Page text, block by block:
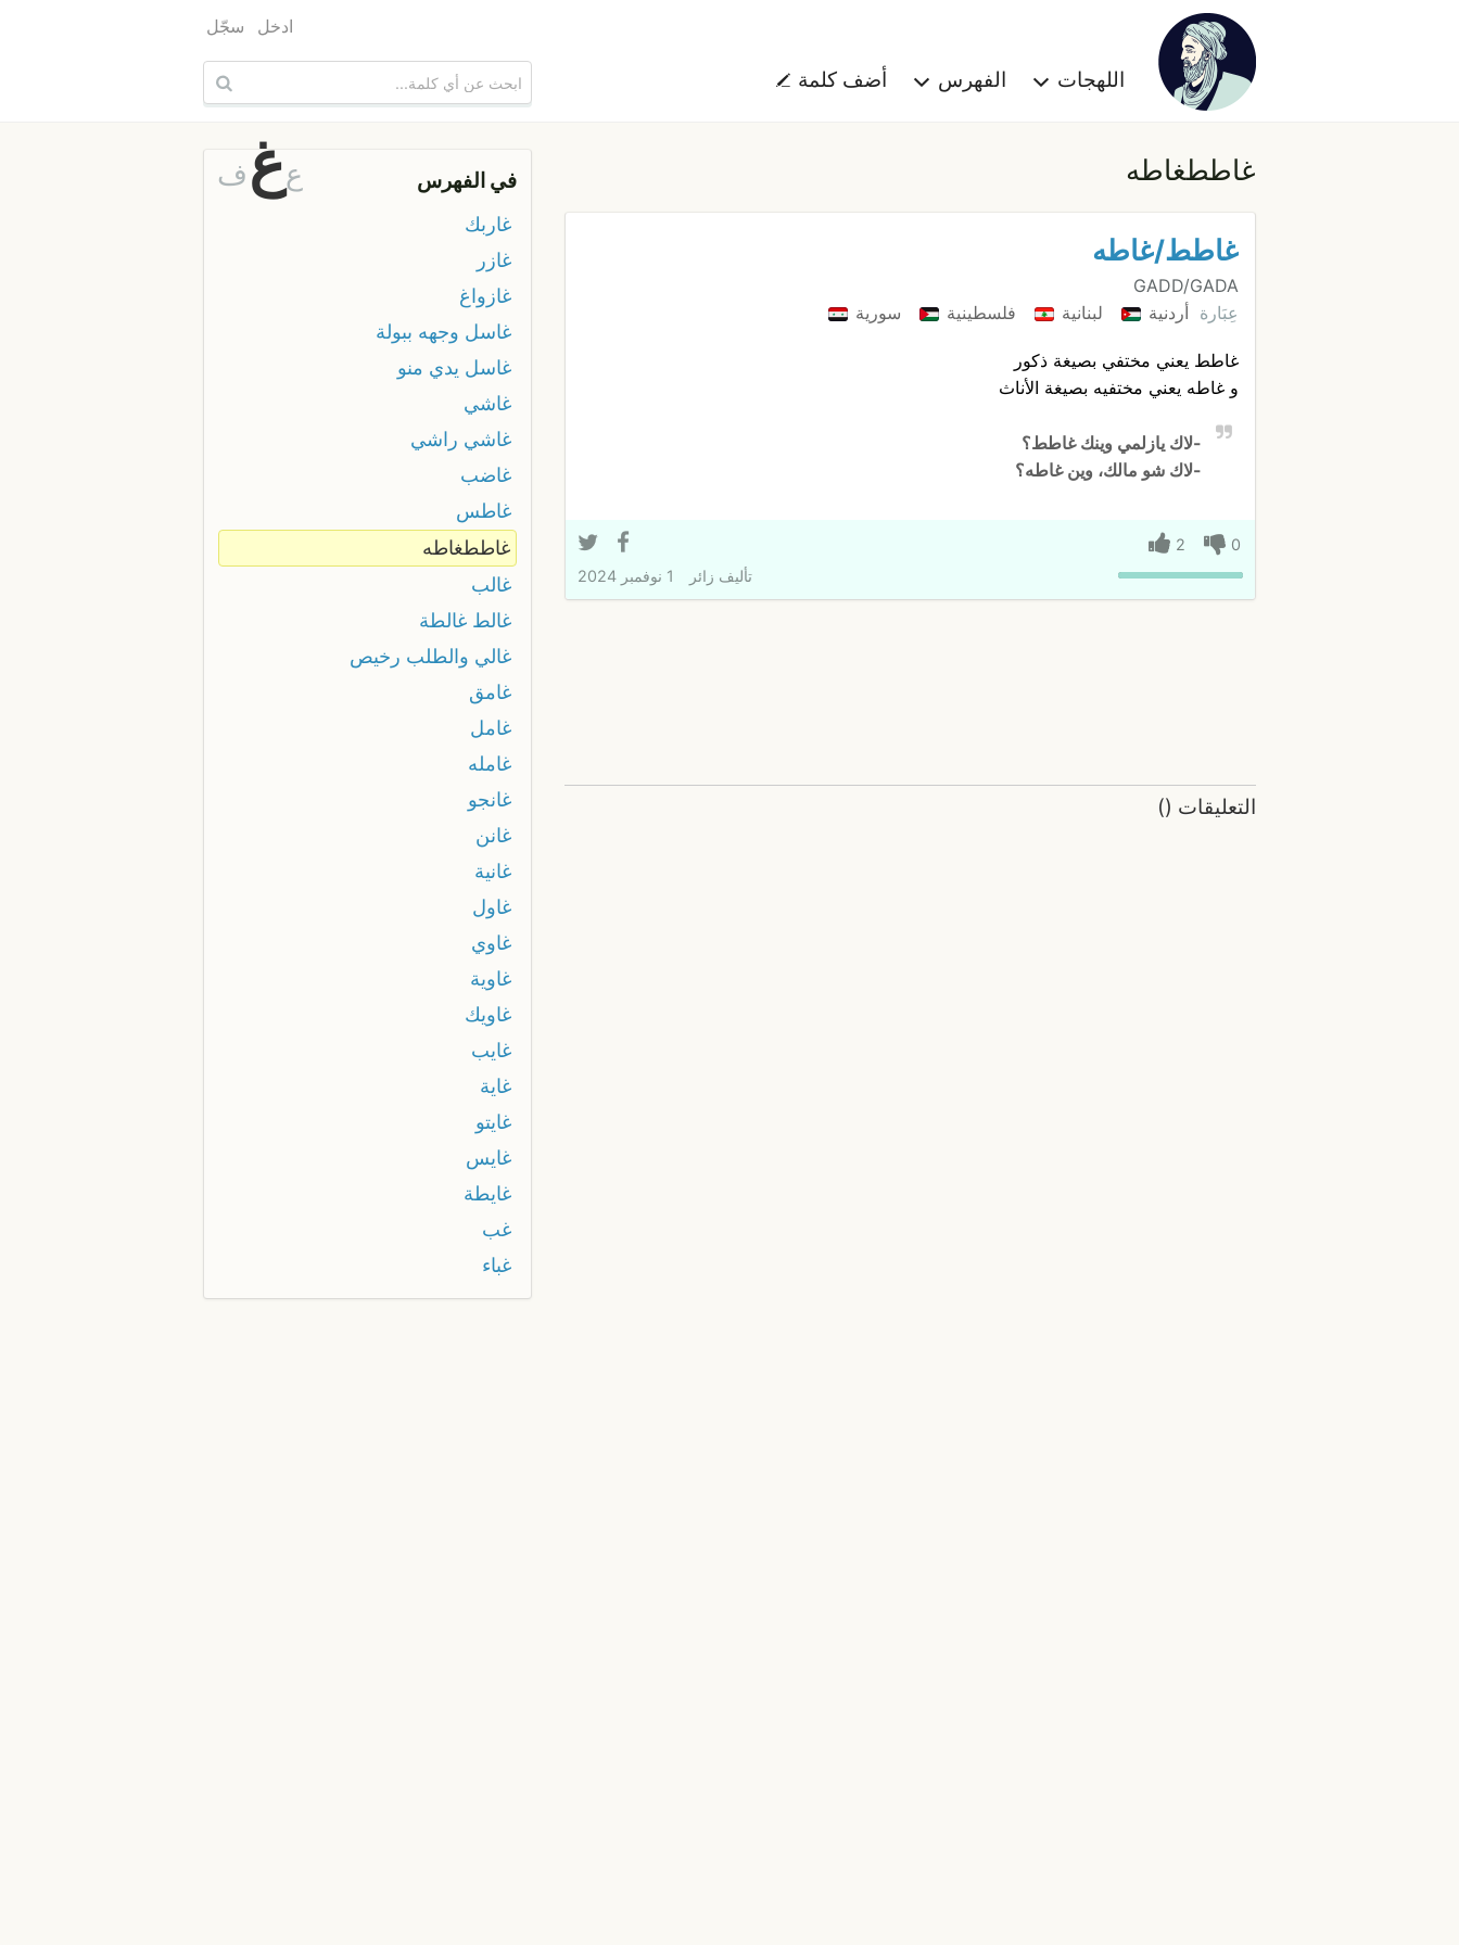
اللهجات الفهرس أضف كلمة
ادخل سجّل
غاططغاطه
غاطط/غاطه
GADD/GADA
عِبَارة أردنية لبنانية فلسطينية سورية
غاطط يعني مختفي بصيغة ذكور
و غاطه يعني مختفيه بصيغة الأناث
-لاك يازلمي وينك غاطط؟
-لاك شو مالك، وين غاطه؟
0
2
تأليف زائر 1 نوفمبر 2024
التعليقات (
)
في الفهرس عغف
غاربك
غازر
غازواغ
غاسل وجهه ببولة
غاسل يدي منو
غاشي
غاشي راشي
غاضب
غاطس
غاططغاطه
غالب
غالط غالطة
غالي والطلب رخيص
غامق
غامل
غامله
غانجو
غانن
غانية
غاول
غاوي
غاوية
غاويك
غايب
غاية
غايتو
غايس
غايطة
غب
غباء